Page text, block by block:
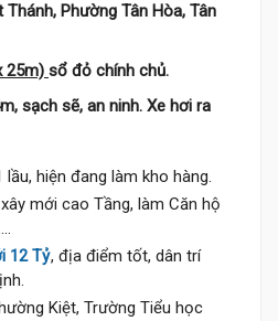
Phường Tân Hòa, Tân
25m) sổ đỏ chính chủ.
sạch sẽ, an ninh. Xe hơi ra
lầu, hiện đang làm kho hàng.
mới cao Tầng, làm Căn hộ
12 Tỷ, địa điểm tốt, dân trí
Kiệt, Trường Tiểu học